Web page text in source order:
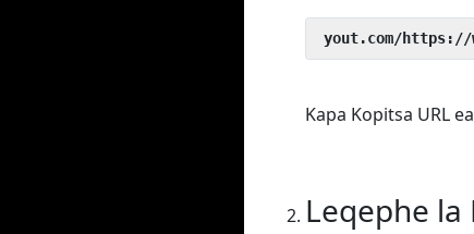
yout.com/https://
Kapa Kopitsa URL
Leqephe la